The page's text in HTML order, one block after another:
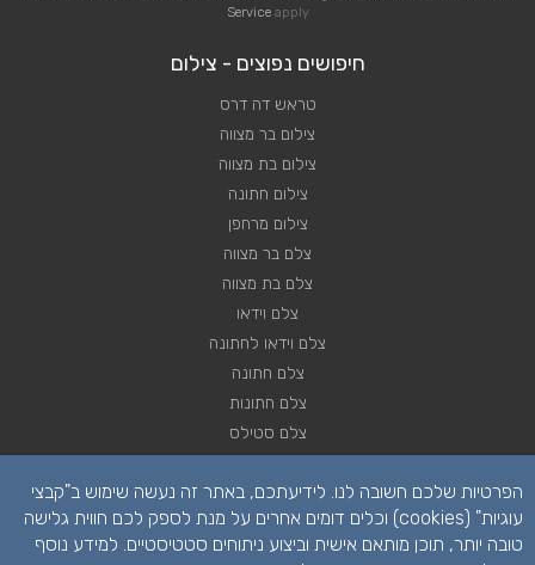
Serviceapply
חיפושים נפוצים - צילום
טראש דה דרס
צילום בר מצווה
צילום בת מצווה
צילום חתונה
צילום מרחפן
צלם בר מצווה
צלם בת מצווה
צלם וידאו
צלם וידאו לחתונה
צלם חתונה
צלם חתונות
צלם סטילס
רחפן לחתונה
הפרטיות שלכם חשובה לנו. לידיעתכם, באתר זה נעשה שימוש ב"קבצי
עוגיות" (cookies) וכלים דומים אחרים על מנת לספק לכם חווית גלישה
טובה יותר, תוכן מותאם אישית וביצוע ניתוחים סטטיסטיים. למידע נוסף